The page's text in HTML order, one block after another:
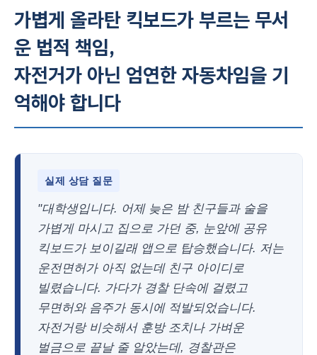
가볍게 올라탄 킥보드가 부르는 무서
운 법적 책임,
자전거가 아닌 엄연한 자동차임을 기
억해야 합니다
실제 상담 질문
"대학생입니다. 어제 늦은 밤 친구들과 술을
가볍게 마시고 집으로 가던 중, 눈앞에 공유
킥보드가 보이길래 앱으로 탑승했습니다. 저는
운전면허가 아직 없는데 친구 아이디로
빌렸습니다. 가다가 경찰 단속에 걸렸고
무면허와 음주가 동시에 적발되었습니다.
자전거랑 비슷해서 훈방 조치나 가벼운
벌금으로 끝날 줄 알았는데, 경찰관은